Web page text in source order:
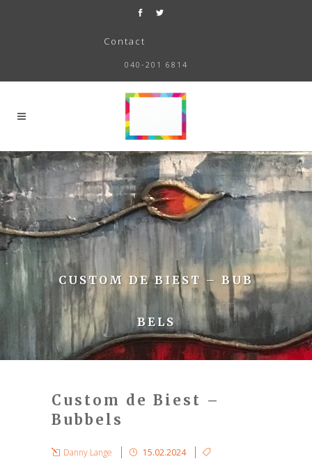
Contact
040-201 6814
CUSTOM DE BIEST – BUB
BELS
Custom de Biest –
Bubbels
Danny Lange 15.02.2024